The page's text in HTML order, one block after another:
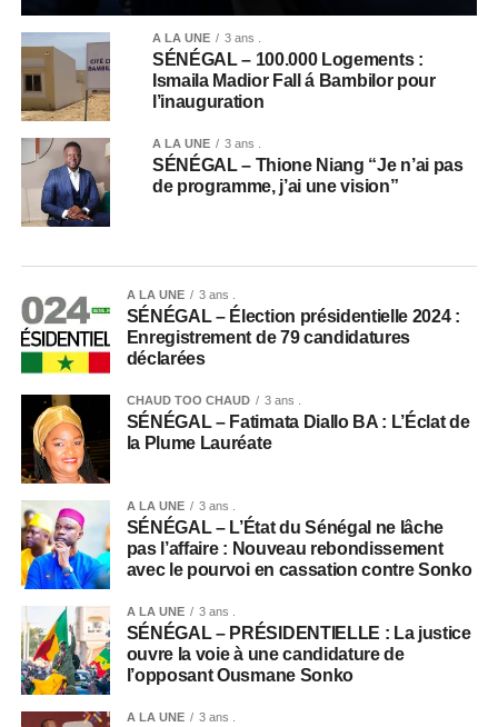
A LA UNE 3 ans .
SÉNÉGAL – 100.000 Logements :
Ismaila Madior Fall á Bambilor pour
l’inauguration
A LA UNE 3 ans .
SÉNÉGAL – Thione Niang “Je n’ai pas
de programme, j’ai une vision”
A LA UNE 3 ans .
SÉNÉGAL – Élection présidentielle 2024 :
Enregistrement de 79 candidatures
déclarées
CHAUD TOO CHAUD 3 ans .
SÉNÉGAL – Fatimata Diallo BA : L’Éclat de
la Plume Lauréate
A LA UNE 3 ans .
SÉNÉGAL – L’État du Sénégal ne lâche
pas l’affaire : Nouveau rebondissement
avec le pourvoi en cassation contre Sonko
A LA UNE 3 ans .
SÉNÉGAL – PRÉSIDENTIELLE : La justice
ouvre la voie à une candidature de
l’opposant Ousmane Sonko
A LA UNE 3 ans .